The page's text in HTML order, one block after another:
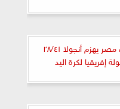
منتخب مصر يهزم أنجولا ٢٨/٤١
إفريقيا لكرة اليد